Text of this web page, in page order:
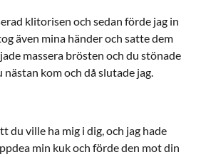
klitorisen och sedan förde jag in
även mina händer och satte dem
massera brösten och du stönade
nästan kom och då slutade jag.
du ville ha mig i dig, och jag hade
min kuk och förde den mot din